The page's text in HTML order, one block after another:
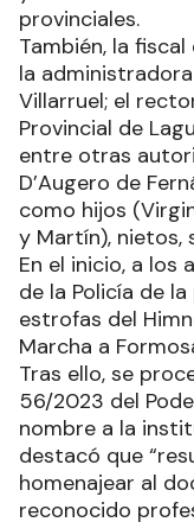
provinciales.
También, la
la administradora
Villarruel; el
Provincial de
entre otras
D’Augero de
como hijos
y Martín), nietos,
En el inicio, a los
de la Policía de
estrofas del
Marcha a
Tras ello, se
56/2023 del
nombre a la
destacó que
homenajear al
reconocido